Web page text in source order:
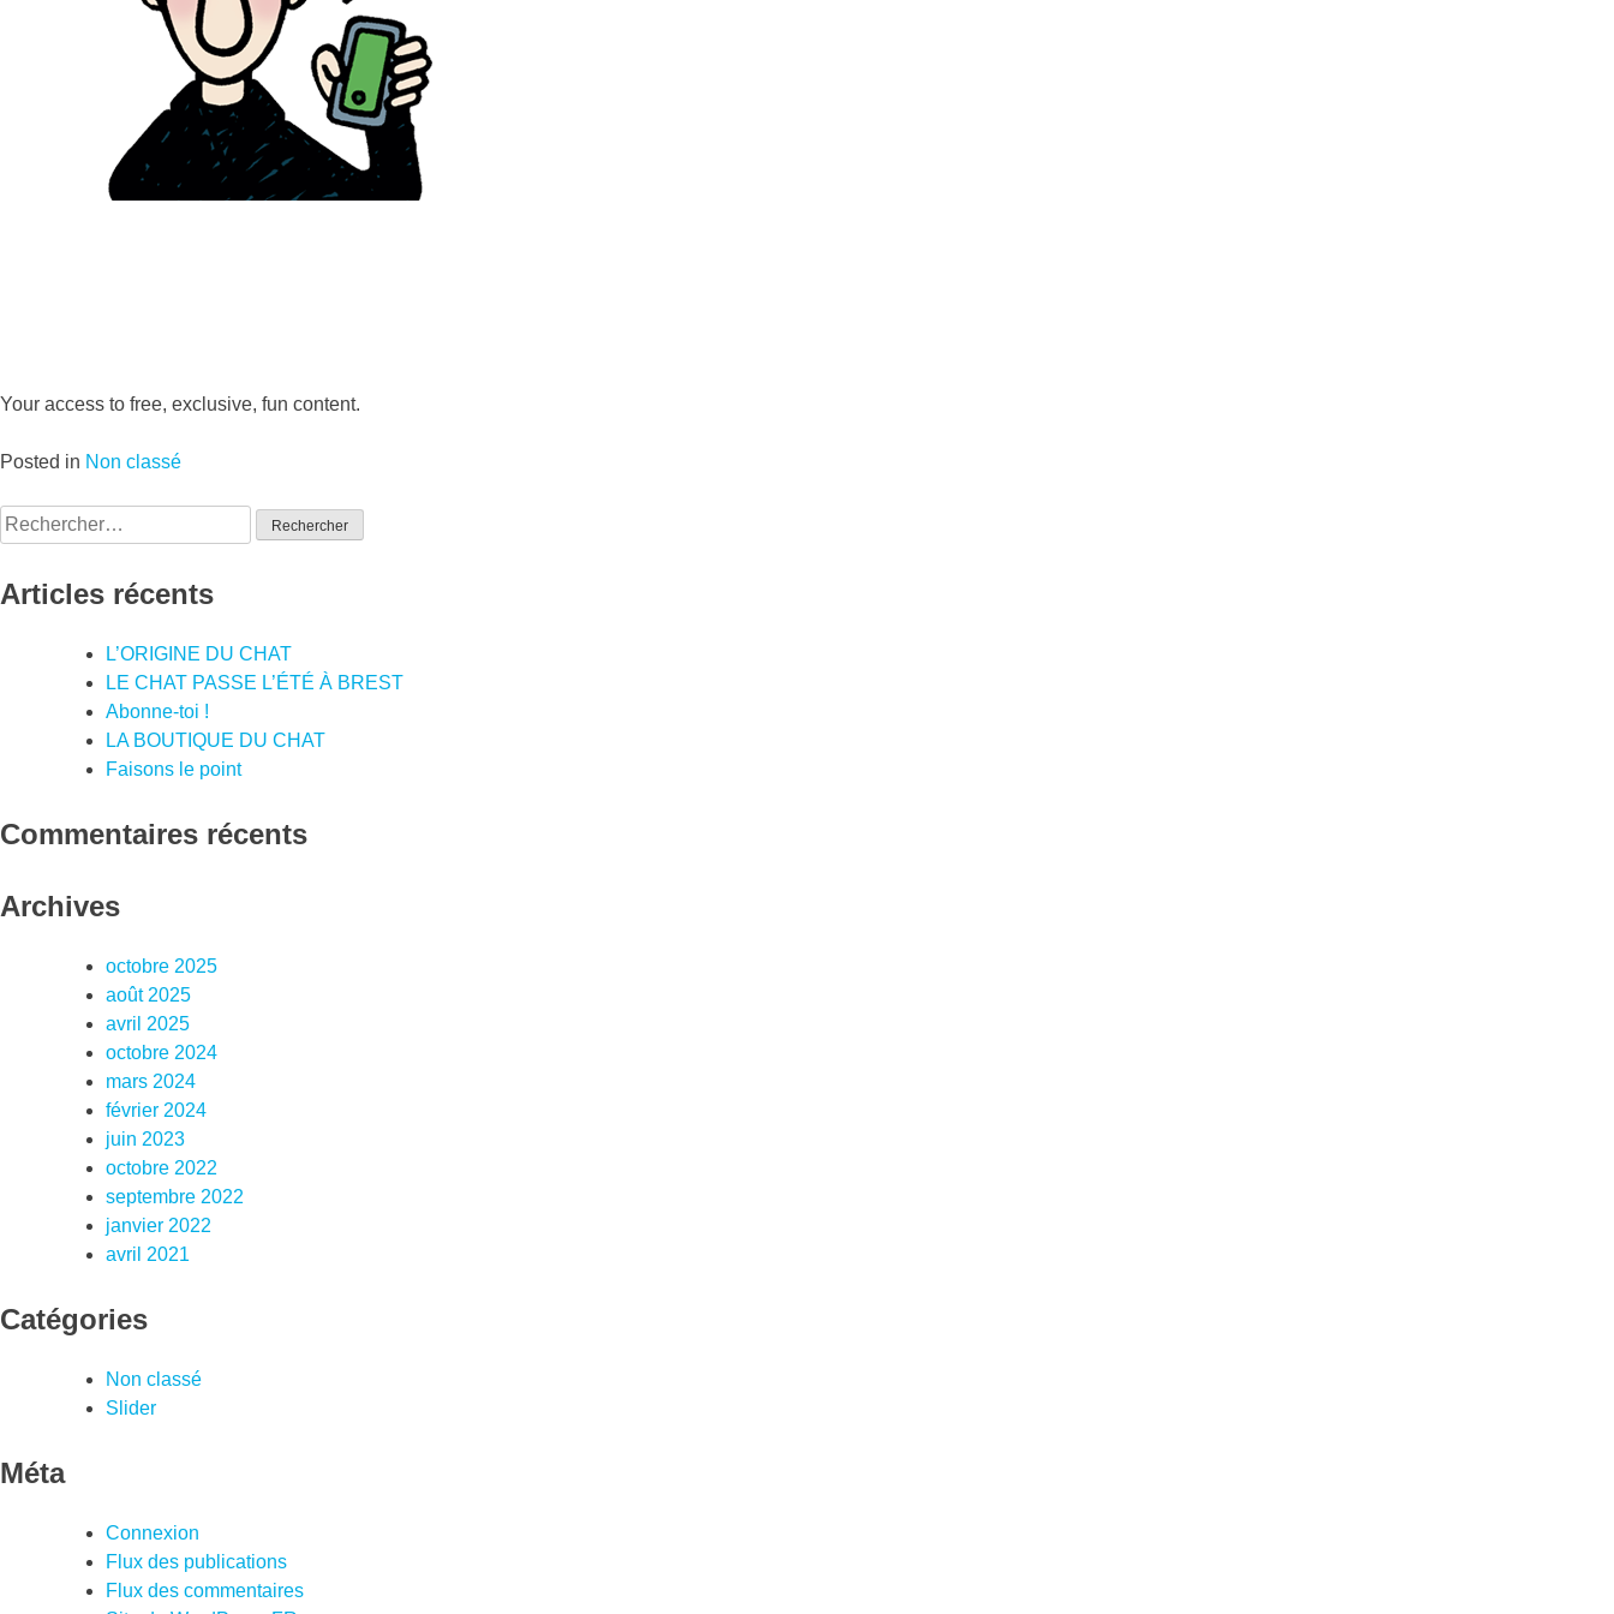
Your access to free, exclusive, fun content.
Posted in Non classé
Rechercher :
Articles récents
L’ORIGINE DU CHAT
LE CHAT PASSE L’ÉTÉ À BREST
Abonne-toi !
LA BOUTIQUE DU CHAT
Faisons le point
Commentaires récents
Archives
octobre 2025
août 2025
avril 2025
octobre 2024
mars 2024
février 2024
juin 2023
octobre 2022
septembre 2022
janvier 2022
avril 2021
Catégories
Non classé
Slider
Méta
Connexion
Flux des publications
Flux des commentaires